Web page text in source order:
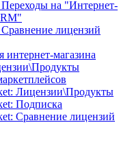
на "Интернет-
лицензий
магазина
Лицензии\Продукты
Подписка
Сравнение лицензий